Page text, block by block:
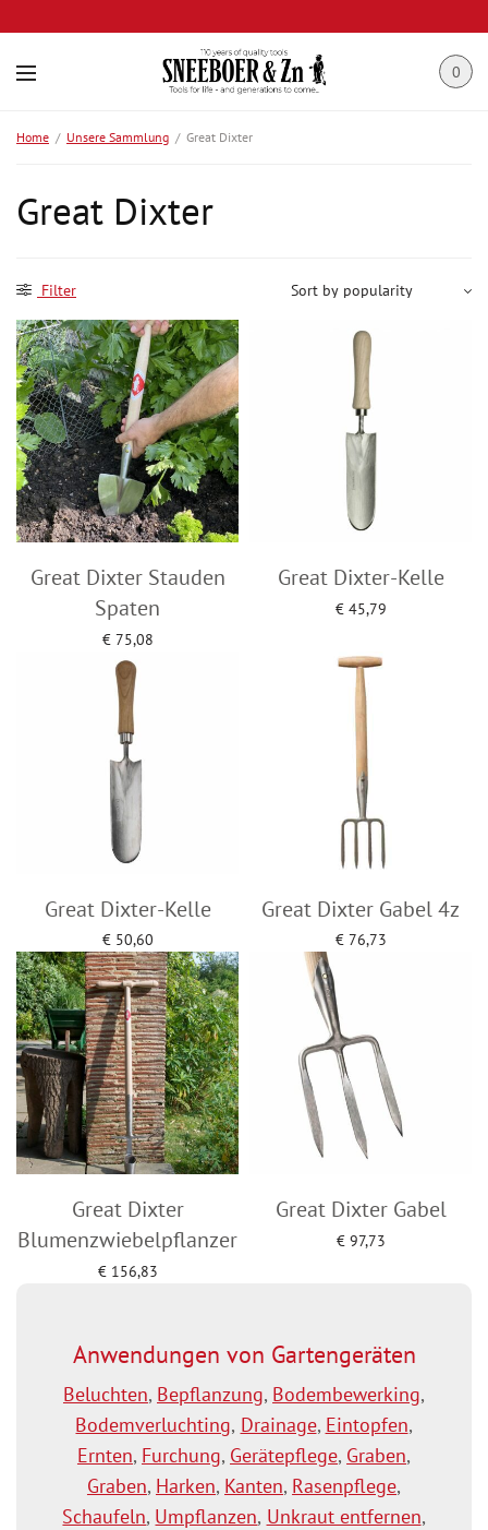
0
Home / Unsere Sammlung / Great Dixter
Great Dixter
Filter
Great Dixter Stauden
Spaten
€75,08
Add to cart
Great Dixter-Kelle
€45,79
Great Dixter-Kelle
€50,60
Add to cart
Great Dixter Gabel 4z
€76,73
Add to cart
Great Dixter
Blumenzwiebelpflanzer
€156,83
Great Dixter Gabel
€97,73
Anwendungen von Gartengeräten
Beluchten, Bepflanzung, Bodembewerking,
Bodemverluchting, Drainage, Eintopfen,
Ernten, Furchung, Gerätepflege, Graben,
Graben, Harken, Kanten, Rasenpflege,
Schaufeln, Umpflanzen, Unkraut entfernen,